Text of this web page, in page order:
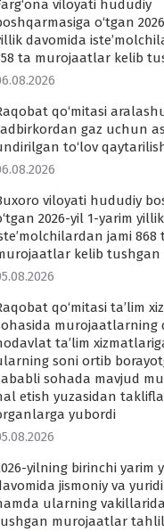
viloyati hududiy
o‘tgan
davomida
ta murojaatlar kelib
qo‘mitasi
gaz uchun
to‘lov
viloyati hududiy
2026-yil 1-yarim
jami 868
kelib tushgan
qo‘mitasi ta’lim
murojaatlarning
ta’lim
soni ortib
sohada mavjud
etish yuzasidan
yubordi
yilning birinchi yarim
jismoniy va
ularning
murojaatlar